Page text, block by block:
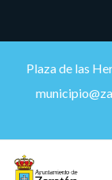
Plaza de las